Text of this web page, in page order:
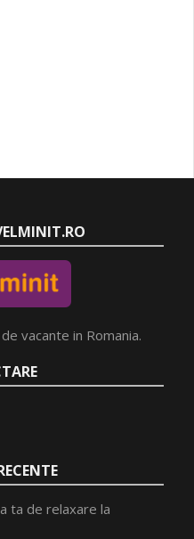
vacante in Romania.
ta de relaxare la